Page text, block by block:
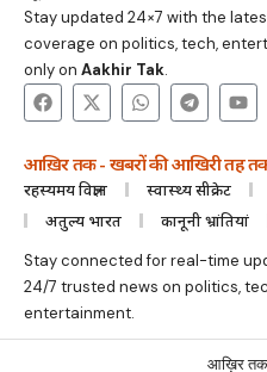
Stay updated 24×7 with the
coverage on politics, tech,
only on Aakhir Tak.
आख़िर तक - खबरों की आखिरी तह
रहस्यमय विज्ञान स्वास्थ्य सीक्रेट
अतुल्य भारत
कानूनी भ्रांतियां
Stay connected for real-time
24/7 trusted news on politics,
entertainment.
आख़िर